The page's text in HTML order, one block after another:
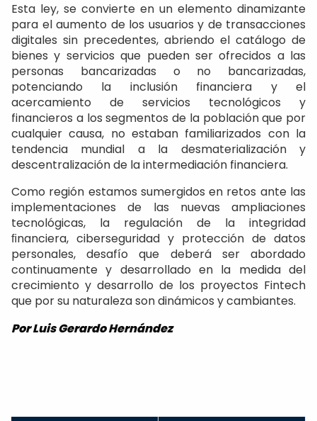
Esta ley, se convierte en un elemento dinamizante
para el aumento de los usuarios y de transacciones
digitales sin precedentes, abriendo el catálogo de
bienes y servicios que pueden ser ofrecidos a las
personas bancarizadas o no bancarizadas,
potenciando la inclusión financiera y el
acercamiento de servicios tecnológicos y
financieros a los segmentos de la población que por
cualquier causa, no estaban familiarizados con la
tendencia mundial a la desmaterialización y
descentralización de la intermediación financiera.
Como región estamos sumergidos en retos ante las
implementaciones de las nuevas ampliaciones
tecnológicas, la regulación de la integridad
ﬁnanciera, ciberseguridad y protección de datos
personales, desafío que deberá ser abordado
continuamente y desarrollado en la medida del
crecimiento y desarrollo de los proyectos Fintech
que por su naturaleza son dinámicos y cambiantes.
Por Luis Gerardo Hernández